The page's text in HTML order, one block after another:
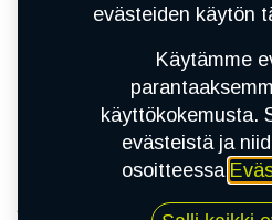
evästeiden käytön
Käytämme
käyttökokemusta.
evästeistä ja
osoitteessa